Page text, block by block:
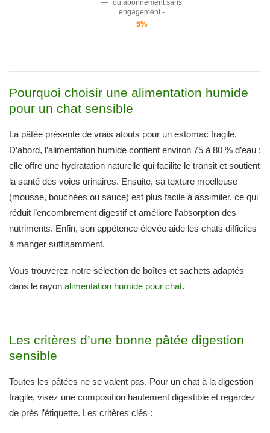
— ou abonnement sans
engagement -
5%
Pourquoi choisir une alimentation humide
pour un chat sensible
La pâtée présente de vrais atouts pour un estomac fragile.
D’abord, l’alimentation humide contient environ 75 à 80 % d’eau :
elle offre une hydratation naturelle qui facilite le transit et soutient
la santé des voies urinaires. Ensuite, sa texture moelleuse
(mousse, bouchées ou sauce) est plus facile à assimiler, ce qui
réduit l’encombrement digestif et améliore l’absorption des
nutriments. Enfin, son appétence élevée aide les chats difficiles
à manger suffisamment.
Vous trouverez notre sélection de boîtes et sachets adaptés
dans le rayon alimentation humide pour chat.
Les critères d’une bonne pâtée digestion
sensible
Toutes les pâtées ne se valent pas. Pour un chat à la digestion
fragile, visez une composition hautement digestible et regardez
de près l’étiquette. Les critères clés :